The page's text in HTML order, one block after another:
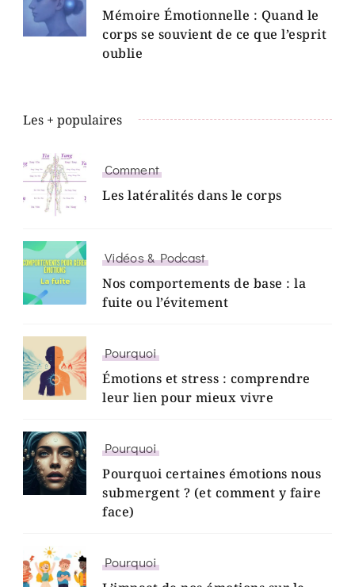
Mémoire Émotionnelle : Quand le
corps se souvient de ce que l’esprit
oublie
Les + populaires
Comment
Les latéralités dans le corps
Vidéos & Podcast
Nos comportements de base : la
fuite ou l’évitement
Pourquoi
Émotions et stress : comprendre
leur lien pour mieux vivre
Pourquoi
Pourquoi certaines émotions nous
submergent ? (et comment y faire
face)
Pourquoi